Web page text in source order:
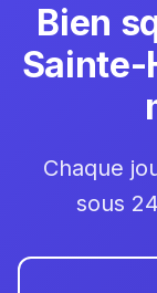
Bien
Sainte-
Chaque
sous